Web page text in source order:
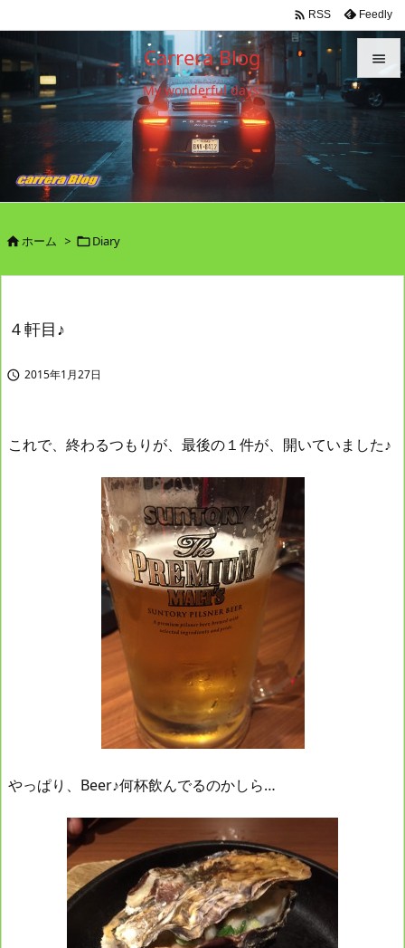
Carrera Blog
My wonderful days!


メニュ

 RSS Feedly
ホーム > Diary
４軒目♪
 2015年1月27日
これで、終わるつもりが、最後の１件が、開いていました♪
やっぱり、Beer♪何杯飲んでるのかしら…